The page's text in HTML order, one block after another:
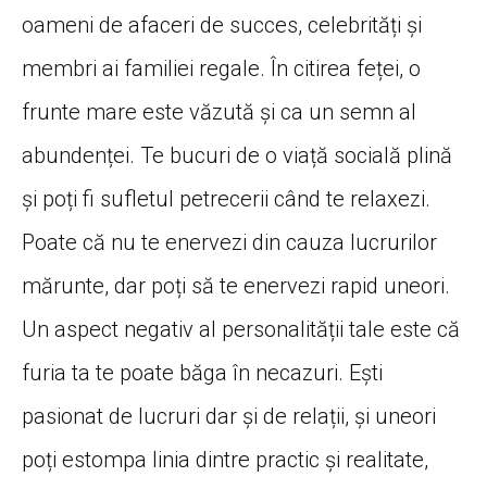
oameni de afaceri de succes, celebrități și
membri ai familiei regale. În citirea feței, o
frunte mare este văzută și ca un semn al
abundenței. Te bucuri de o viață socială plină
și poți fi sufletul petrecerii când te relaxezi.
Poate că nu te enervezi din cauza lucrurilor
mărunte, dar poți să te enervezi rapid uneori.
Un aspect negativ al personalității tale este că
furia ta te poate băga în necazuri. Ești
pasionat de lucruri dar și de relații, și uneori
poți estompa linia dintre practic și realitate,